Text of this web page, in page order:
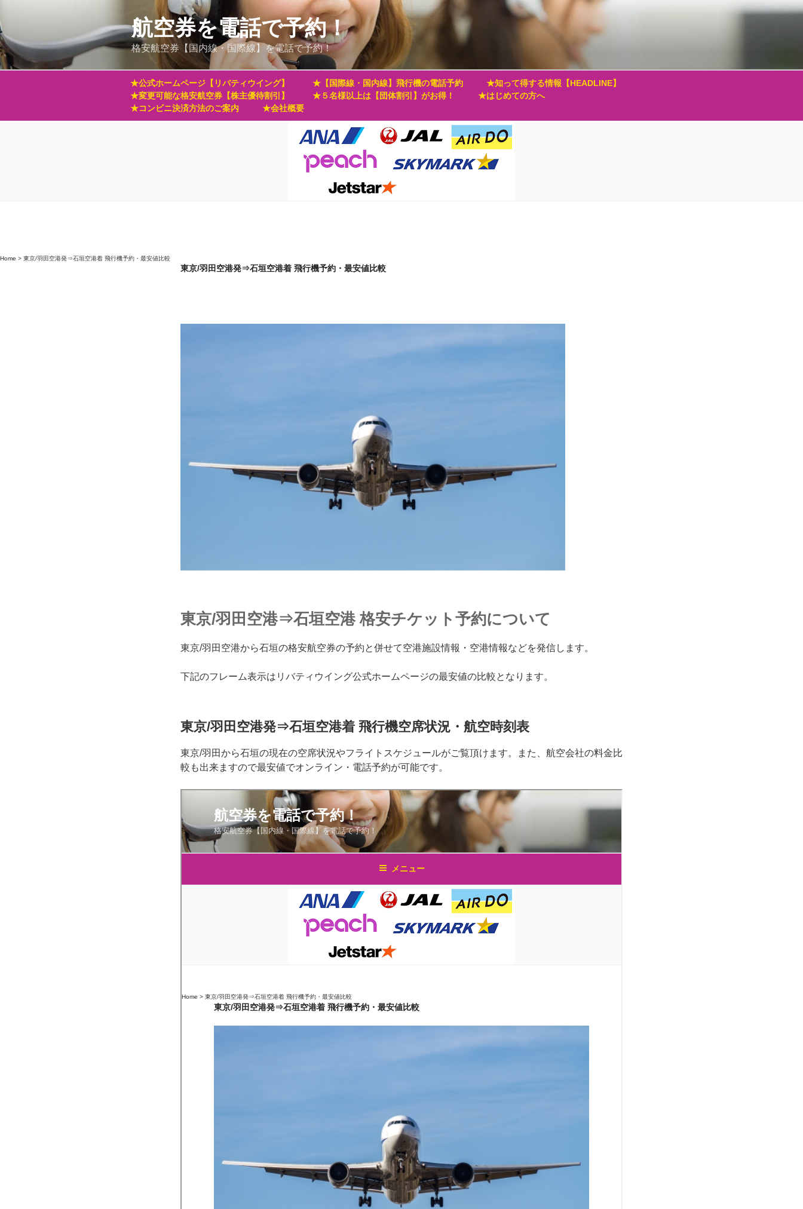
ン
テ
ン
ツ
ッ
航空券を電話で予約！
格安航空券【国内線・国際線】を電話で予約！
★公式ホームページ【リバティウイング】 ★【国際線・国内線】飛行機の電話予約
★知って得する情報【HEADLINE】
★変更可能な格安航空券【株主優待割引】
★５名様以上は【団体割引】がお得！
★はじめての方へ
★コンビニ決済方法のご案内
★会社概要
Home > 東京/羽田空港発⇒石垣空港着 飛行機予約・最安値比較
東京/羽田空港発⇒石垣空港着 飛行機予約・最安値比較
東京/羽田空港⇒石垣空港 格安チケット予約について
東京/羽田空港から石垣の格安航空券の予約と併せて空港施設情報・空港情報などを発信します。
下記のフレーム表示はリバティウイング公式ホームページの最安値の比較となります。
東京/羽田空港発⇒石垣空港着 飛行機空席状況・航空時刻表
東京/羽田から石垣の現在の空席状況やフライトスケジュールがご覧頂けます。また、航空会社の料金比
較も出来ますので最安値でオンライン・電話予約が可能です。